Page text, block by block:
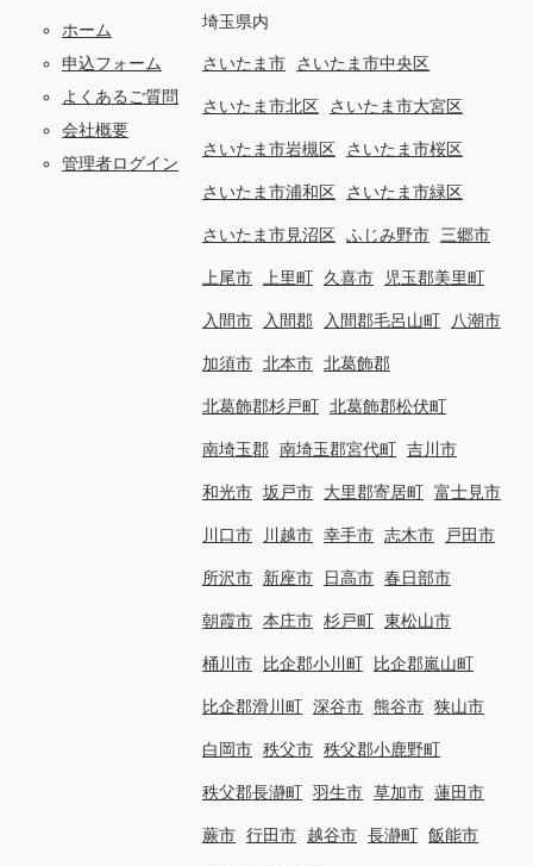
ホーム
申込フォーム
よくあるご質問
会社概要
管理者ログイン
埼玉県内
さいたま市 さいたま市中央区
さいたま市北区 さいたま市大宮区
さいたま市岩槻区 さいたま市桜区
さいたま市浦和区 さいたま市緑区
さいたま市見沼区 ふじみ野市 三郷市
上尾市 上里町 久喜市 児玉郡美里町
入間市 入間郡 入間郡毛呂山町 八潮市
加須市 北本市 北葛飾郡
北葛飾郡杉戸町 北葛飾郡松伏町
南埼玉郡 南埼玉郡宮代町 吉川市
和光市 坂戸市 大里郡寄居町 富士見市
川口市 川越市 幸手市 志木市 戸田市
所沢市 新座市 日高市 春日部市
朝霞市 本庄市 杉戸町 東松山市
桶川市 比企郡小川町 比企郡嵐山町
比企郡滑川町 深谷市 熊谷市 狭山市
白岡市 秩父市 秩父郡小鹿野町
秩父郡長瀞町 羽生市 草加市 蓮田市
蕨市 行田市 越谷市 長瀞町 飯能市